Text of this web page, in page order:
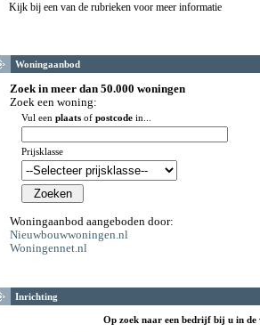
Kijk bij een van de rubrieken voor meer informatie
Woningaanbod
Zoek in meer dan 50.000 woningen
Zoek een woning:
Vul een plaats of postcode in...
Prijsklasse
Woningaanbod aangeboden door:
Nieuwbouwwoningen.nl
Woningennet.nl
Inrichting
Op zoek naar een bedrijf bij u in